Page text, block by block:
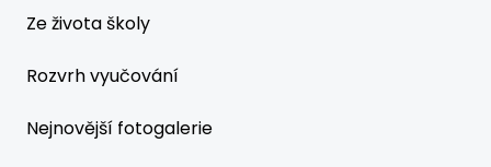
Ze života školy
Rozvrh vyučování
Nejnovější fotogalerie